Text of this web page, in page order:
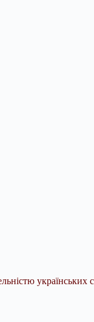
українських